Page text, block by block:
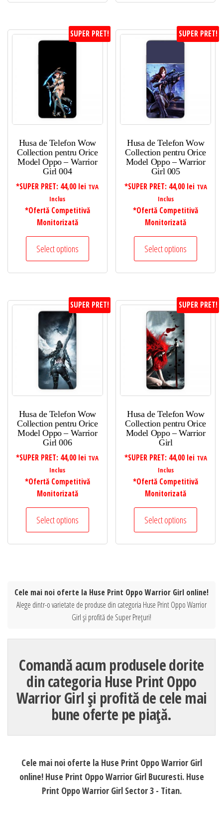
SUPER PRET!
Husa de Telefon Wow
Collection pentru Orice
Model Oppo – Warrior
Girl 004
*SUPER PRET: 44,00 lei TVA
Inclus
*Ofertă Competitivă
Monitorizată
Select options
SUPER PRET!
Husa de Telefon Wow
Collection pentru Orice
Model Oppo – Warrior
Girl 005
*SUPER PRET: 44,00 lei TVA
Inclus
*Ofertă Competitivă
Monitorizată
Select options
SUPER PRET!
Husa de Telefon Wow
Collection pentru Orice
Model Oppo – Warrior
Girl 006
*SUPER PRET: 44,00 lei TVA
Inclus
*Ofertă Competitivă
Monitorizată
Select options
SUPER PRET!
Husa de Telefon Wow
Collection pentru Orice
Model Oppo – Warrior
Girl
*SUPER PRET: 44,00 lei TVA
Inclus
*Ofertă Competitivă
Monitorizată
Select options
Cele mai noi oferte la Huse Print Oppo Warrior Girl online!
Alege dintr-o varietate de produse din categoria Huse Print Oppo Warrior
Girl și profită de Super Prețuri!
Comandă acum produsele dorite
din categoria Huse Print Oppo
Warrior Girl și profită de cele mai
bune oferte pe piață.
Cele mai noi oferte la Huse Print Oppo Warrior Girl
online! Huse Print Oppo Warrior Girl Bucuresti. Huse
Print Oppo Warrior Girl Sector 3 - Titan.